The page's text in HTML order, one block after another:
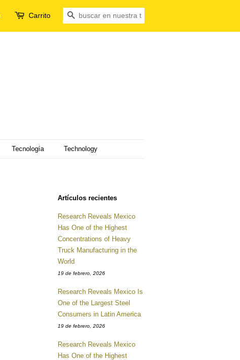
Carrito Buscar
Tecnología
Technology
Artículos recientes
Research Reveals Mexico
Has One of the Highest
Concentrations of Heavy
Truck Manufacturing in the
World
19 de febrero, 2026
Research Reveals Mexico Is
One of the Largest Steel
Consumers in Latin America
19 de febrero, 2026
Research Reveals Mexico
Has One of the Highest